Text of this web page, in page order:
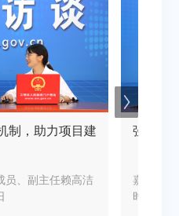
制，助力项目建
员、副主任赖高洁
强化计
嘉宾：
时间：